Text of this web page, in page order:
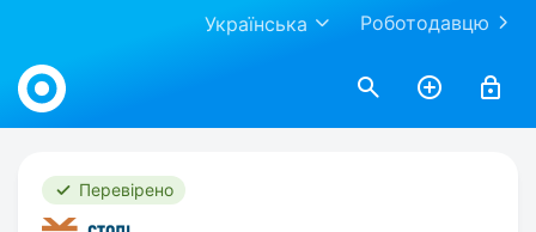
Роботодавцю
Українська
Work.ua
Перевірено